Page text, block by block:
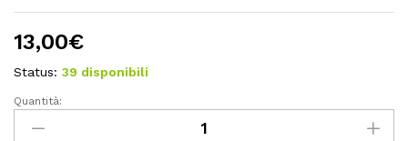
13,00€
Status: 39 disponibili
Carta
alluminio
Quantità: